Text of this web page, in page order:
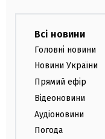
Всі новини
Головні новини
Новини України
Прямий ефір
Відеоновини
Аудіоновини
Погода